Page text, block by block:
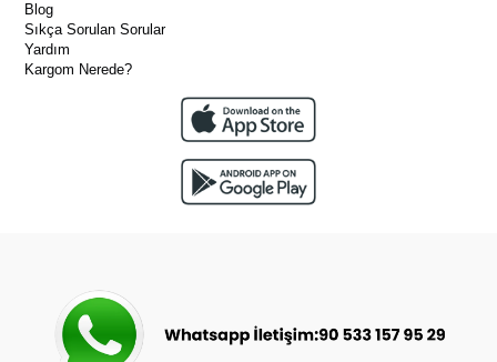
Blog
Sıkça Sorulan Sorular
Yardım
Kargom Nerede?